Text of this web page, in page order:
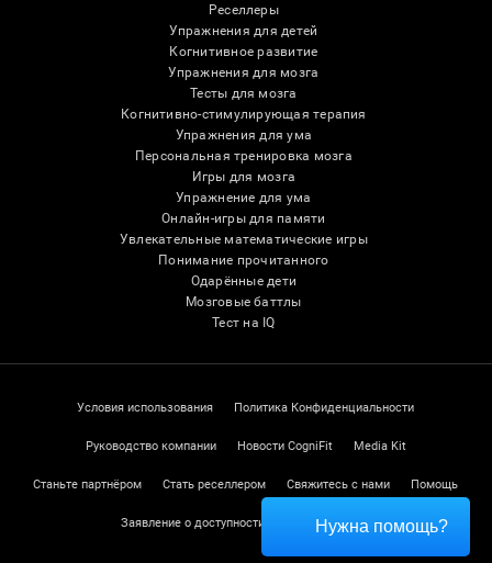
Реселлеры
Упражнения для детей
Когнитивное развитие
Упражнения для мозга
Тесты для мозга
Когнитивно-стимулирующая терапия
Упражнения для ума
Персональная тренировка мозга
Игры для мозга
Упражнение для ума
Онлайн-игры для памяти
Увлекательные математические игры
Понимание прочитанного
Одарённые дети
Мозговые баттлы
Тест на IQ
Условия использования Политика Конфиденциальности
Руководство компании Новости CogniFit Media Kit
Станьте партнёром Стать реселлером Свяжитесь с нами Помощь
Заявление о доступности Центр доверия
Нужна помощь?